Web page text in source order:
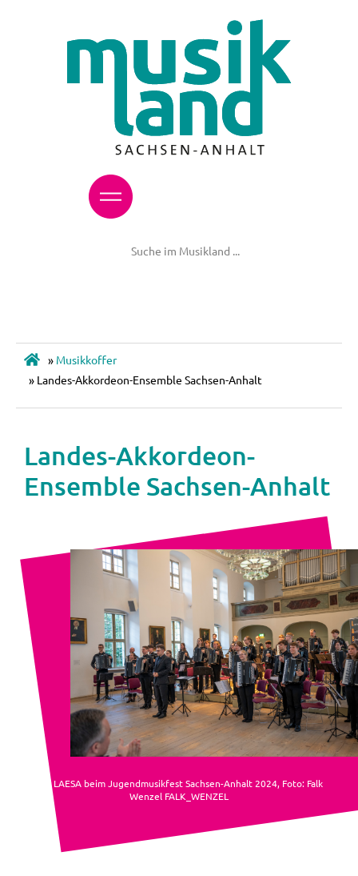
» Musikkoffer
» Landes-Akkordeon-Ensemble Sachsen-Anhalt
Landes-Akkordeon-
Ensemble Sachsen-Anhalt
Das LAESA beim Jugendmusikfest Sachsen-Anhalt 2024, Foto: Falk
Wenzel FALK_WENZEL